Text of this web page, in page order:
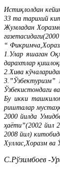
Истиқлолдан
33 та тарихий
Жумладан
“
1.Улар яшаган
дарахтлар
2.Хива
Ўзбекистондаги
Бу икки
ришталар
2000 йилда
ҳаёти”(2002 йил
2008 йил)
Хуллас,Хоразм ва
С.Рўзимбоев -